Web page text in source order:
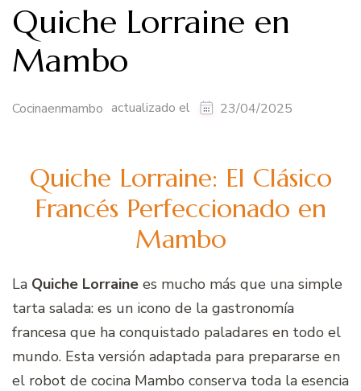
Quiche Lorraine en
Mambo
Cocinaenmambo actualizado el 23/04/2025
Quiche Lorraine: El Clásico
Francés Perfeccionado en
Mambo
La Quiche Lorraine es mucho más que una simple
tarta salada: es un icono de la gastronomía
francesa que ha conquistado paladares en todo el
mundo. Esta versión adaptada para prepararse en
el robot de cocina Mambo conserva toda la esencia